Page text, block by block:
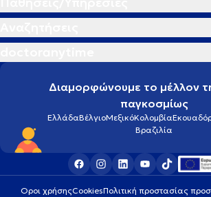
Διαμορφώνουμε το μέλλον
παγκοσμίως
ΕλλάδαΒέλγιοΜεξικόΚολομβία
Βραζιλία
Οροι χρήσηςCookiesΠολιτική προστασίας